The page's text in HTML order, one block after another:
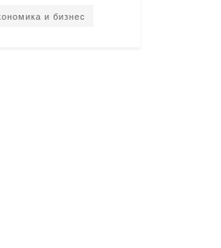
и бизнес